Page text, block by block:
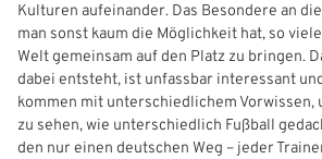
Kulturen aufeinander. Das Besondere an
man sonst kaum die Möglichkeit hat, so
Welt gemeinsam auf den Platz zu bringen.
dabei entsteht, ist unfassbar interessant
kommen mit unterschiedlichem Vorwissen,
zu sehen, wie unterschiedlich Fußball
den nur einen deutschen Weg – jeder